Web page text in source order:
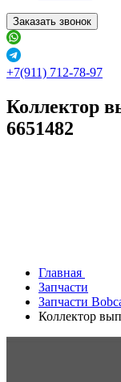
Заказать звонок
+7(911) 712-78-97
Коллектор
6651482
Главная
Запчасти
Запчасти
Коллектор